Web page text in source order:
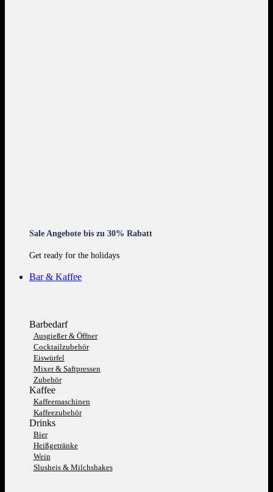
Sale Angebote bis zu 30% Rabatt
Get ready for the holidays
Bar & Kaffee
Barbedarf
Ausgießer & Öffner
Cocktailzubehör
Eiswürfel
Mixer & Saftpressen
Zubehör
Kaffee
Kaffeemaschinen
Kaffeezubehör
Drinks
Bier
Heißgetränke
Wein
Slusheis & Milchshakes